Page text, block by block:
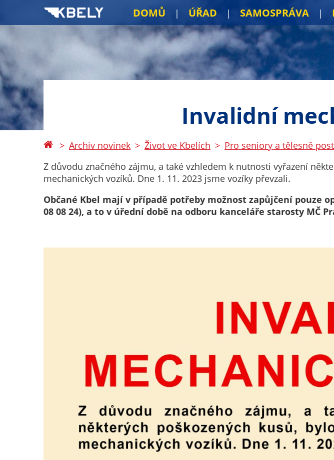
DOMŮ ÚŘAD SAMOSPRÁVA
Invalidní
Archiv novinek Život ve Kbelích Pro seniory a tělesně
Z důvodu značného zájmu, a také vzhledem k nutnosti vyřazení
mechanických vozíků. Dne 1. 11. 2023 jsme vozíky převzali.
Občané Kbel mají v případě potřeby možnost zapůjčení pouze
08 08 24), a to v úřední době na odboru kanceláře starosty MČ